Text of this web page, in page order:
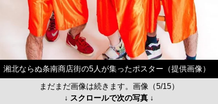
湘北ならぬ条南商店街の5人が集ったポスター（提供画像）
まだまだ画像は続きます。画像（5/15）
↓ スクロールで次の写真 ↓